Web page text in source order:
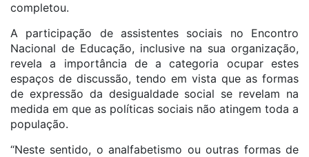
completou.
A participação de assistentes sociais no Encontro
Nacional de Educação, inclusive na sua organização,
revela a importância de a categoria ocupar estes
espaços de discussão, tendo em vista que as formas
de expressão da desigualdade social se revelam na
medida em que as políticas sociais não atingem toda a
população.
“Neste sentido, o analfabetismo ou outras formas de